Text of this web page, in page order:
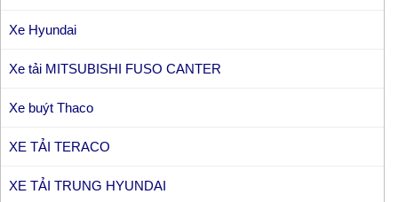
Xe Hyundai
Xe tải MITSUBISHI FUSO CANTER
Xe buýt Thaco
XE TẢI TERACO
XE TẢI TRUNG HYUNDAI